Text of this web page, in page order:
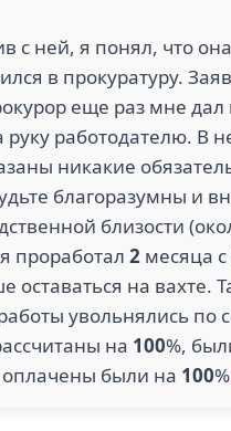
с ней, я понял, что
в прокуратуру.
еще раз мне
руку работодателю. В
никакие
благоразумны и
близости
проработал 2 месяца с
оставаться на
увольнялись
на 100%,
были на 100